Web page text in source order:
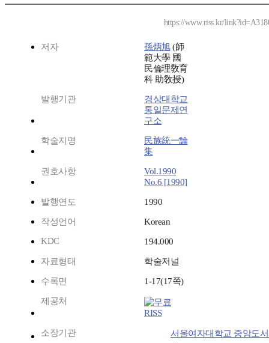
https://www.riss.kr/
저자 孫炳旭(師
範大學 國
民倫理敎育
科 助敎授)
발행기관
경상대학교
통일문제연
구소
학술지명
民族統一論
集
권호사항
Vol.1990
No.6 [1990]
발행연도 1990
작성언어
Korean
KDC
194.000
자료형태 학술저널
수록면 1-17(17쪽)
제공처
RISS
소장기관 서울여자대학교 중앙도